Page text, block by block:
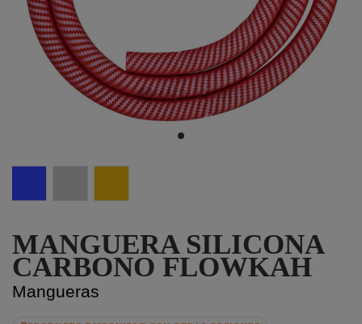
MANGUERA SILICONA
CARBONO FLOWKAH
Mangueras